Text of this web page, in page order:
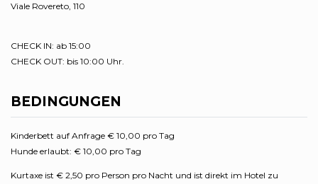
Viale Rovereto, 110
CHECK IN: ab 15:00
CHECK OUT: bis 10:00 Uhr.
BEDINGUNGEN
Kinderbett auf Anfrage € 10,00 pro Tag
Hunde erlaubt: € 10,00 pro Tag
Kurtaxe ist € 2,50 pro Person pro Nacht und ist direkt im Hotel zu